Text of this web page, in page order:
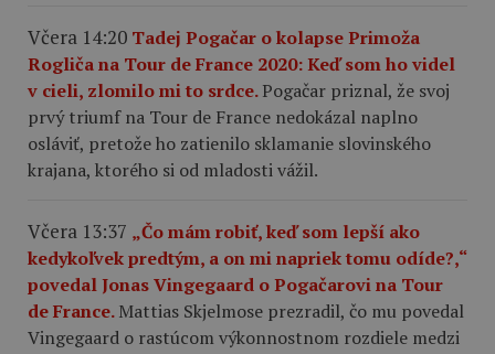
Včera 14:20 Tadej Pogačar o kolapse Primoža
Rogliča na Tour de France 2020: Keď som ho videl
v cieli, zlomilo mi to srdce.Pogačar priznal, že svoj
prvý triumf na Tour de France nedokázal naplno
osláviť, pretože ho zatienilo sklamanie slovinského
krajana, ktorého si od mladosti vážil.
Včera 13:37 „Čo mám robiť, keď som lepší ako
kedykoľvek predtým, a on mi napriek tomu odíde?,“
povedal Jonas Vingegaard o Pogačarovi na Tour
de France.Mattias Skjelmose prezradil, čo mu povedal
Vingegaard o rastúcom výkonnostnom rozdiele medzi